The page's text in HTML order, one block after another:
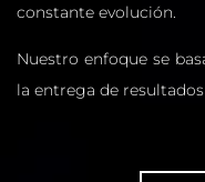
constante evolución.
Nuestro enfoque se
la entrega de